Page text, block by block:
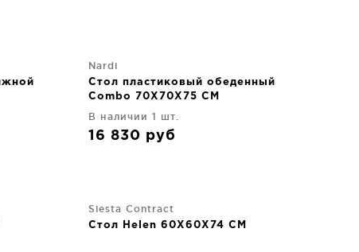
Nardi
Стол пластиковый обеденный
Combo 70X70X75 CM
В наличии 1 шт.
16 830 руб
Siesta Contract
Стол Helen 60X60X74 CM